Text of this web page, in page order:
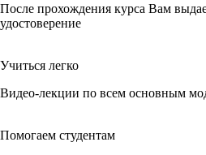
После прохождения курса Вам
удостоверение
Учиться легко
Видео-лекции по всем основным
Помогаем студентам